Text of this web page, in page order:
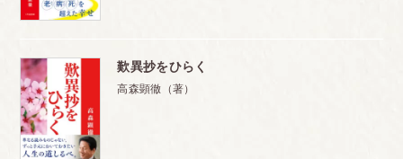
歎異抄をひらく
高森顕徹（著）